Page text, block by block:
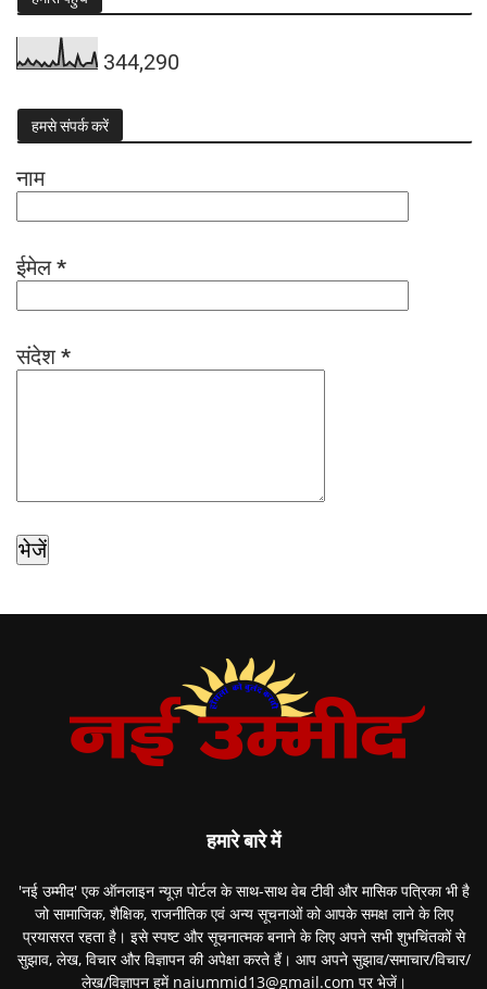
344,290
हमसे संपर्क करें
नाम
ईमेल*
संदेश*
हमारे बारे में
'नई उम्मीद' एक ऑनलाइन न्यूज़ पोर्टल के साथ-साथ वेब टीवी और मासिक पत्रिका भी है
जो सामाजिक, शैक्षिक, राजनीतिक एवं अन्य सूचनाओं को आपके समक्ष लाने के लिए
प्रयासरत रहता है। इसे स्पष्ट और सूचनात्मक बनाने के लिए अपने सभी शुभचिंतकों से
सुझाव, लेख, विचार और विज्ञापन की अपेक्षा करते हैं। आप अपने सुझाव/समाचार/विचार/
लेख/विज्ञापन हमें naiummid13@gmail.com पर भेजें।